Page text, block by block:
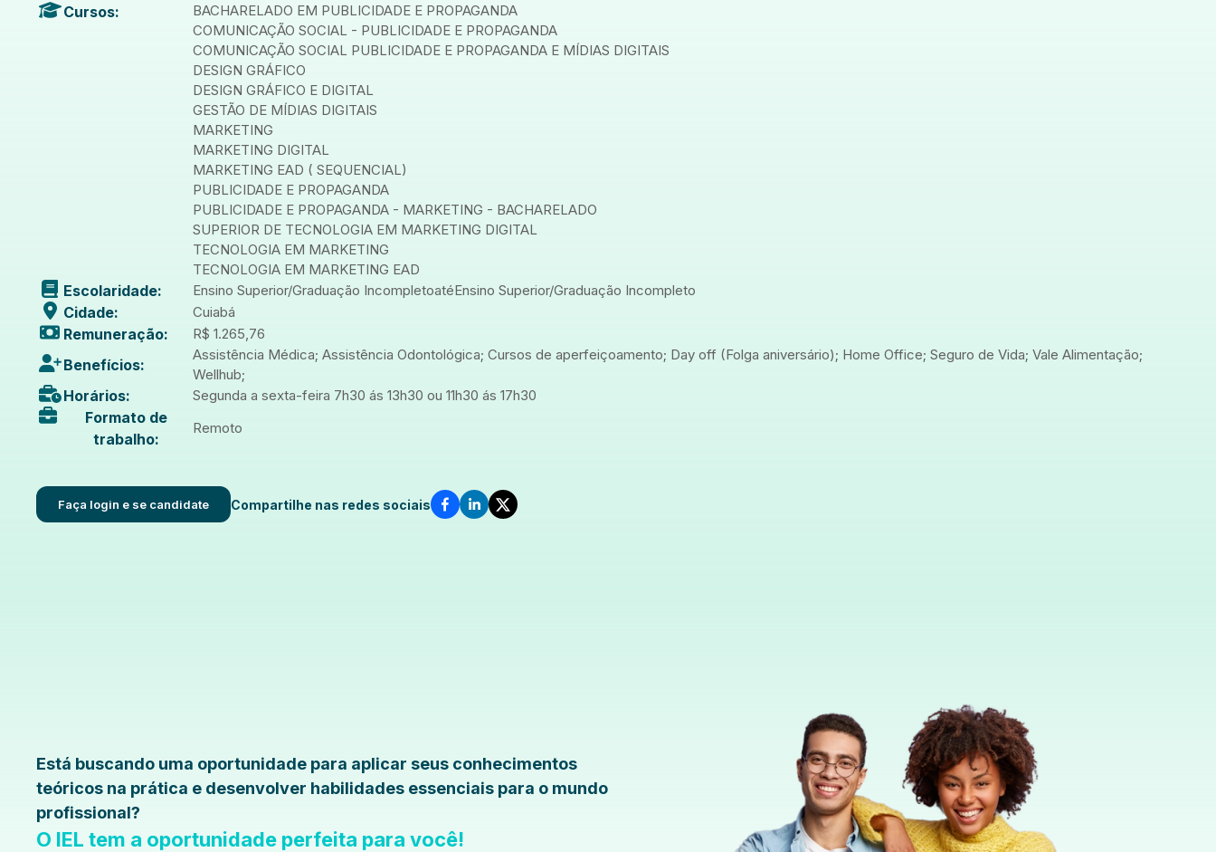
Cursos:
BACHARELADO EM PUBLICIDADE E PROPAGANDA
COMUNICAÇÃO SOCIAL - PUBLICIDADE E PROPAGANDA
COMUNICAÇÃO SOCIAL PUBLICIDADE E PROPAGANDA E MÍDIAS DIGITAIS
DESIGN GRÁFICO
DESIGN GRÁFICO E DIGITAL
GESTÃO DE MÍDIAS DIGITAIS
MARKETING
MARKETING DIGITAL
MARKETING EAD ( SEQUENCIAL)
PUBLICIDADE E PROPAGANDA
PUBLICIDADE E PROPAGANDA - MARKETING - BACHARELADO
SUPERIOR DE TECNOLOGIA EM MARKETING DIGITAL
TECNOLOGIA EM MARKETING
TECNOLOGIA EM MARKETING EAD
Escolaridade: Ensino Superior/Graduação IncompletoatéEnsino Superior/Graduação Incompleto
Cidade: Cuiabá
Remuneração: R$ 1.265,76
Benefícios:
Assistência Médica; Assistência Odontológica; Cursos de aperfeiçoamento; Day off (Folga aniversário); Home Office; Seguro de Vida; Vale Alimentação;
Wellhub;
Horários: Segunda a sexta-feira 7h30 ás 13h30 ou 11h30 ás 17h30
Formato de
trabalho:
Remoto
Faça login e se candidate Compartilhe nas redes sociais
Está buscando uma oportunidade para aplicar seus conhecimentos
teóricos na prática e desenvolver habilidades essenciais para o mundo
profissional?
O IEL tem a oportunidade perfeita para você!